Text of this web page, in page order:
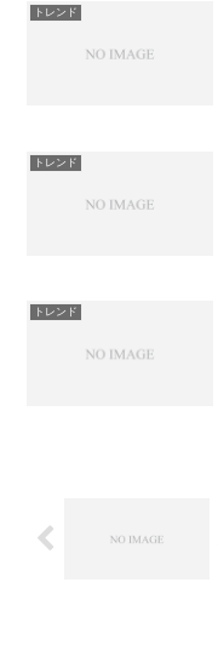
トレンド
トレンド
トレンド